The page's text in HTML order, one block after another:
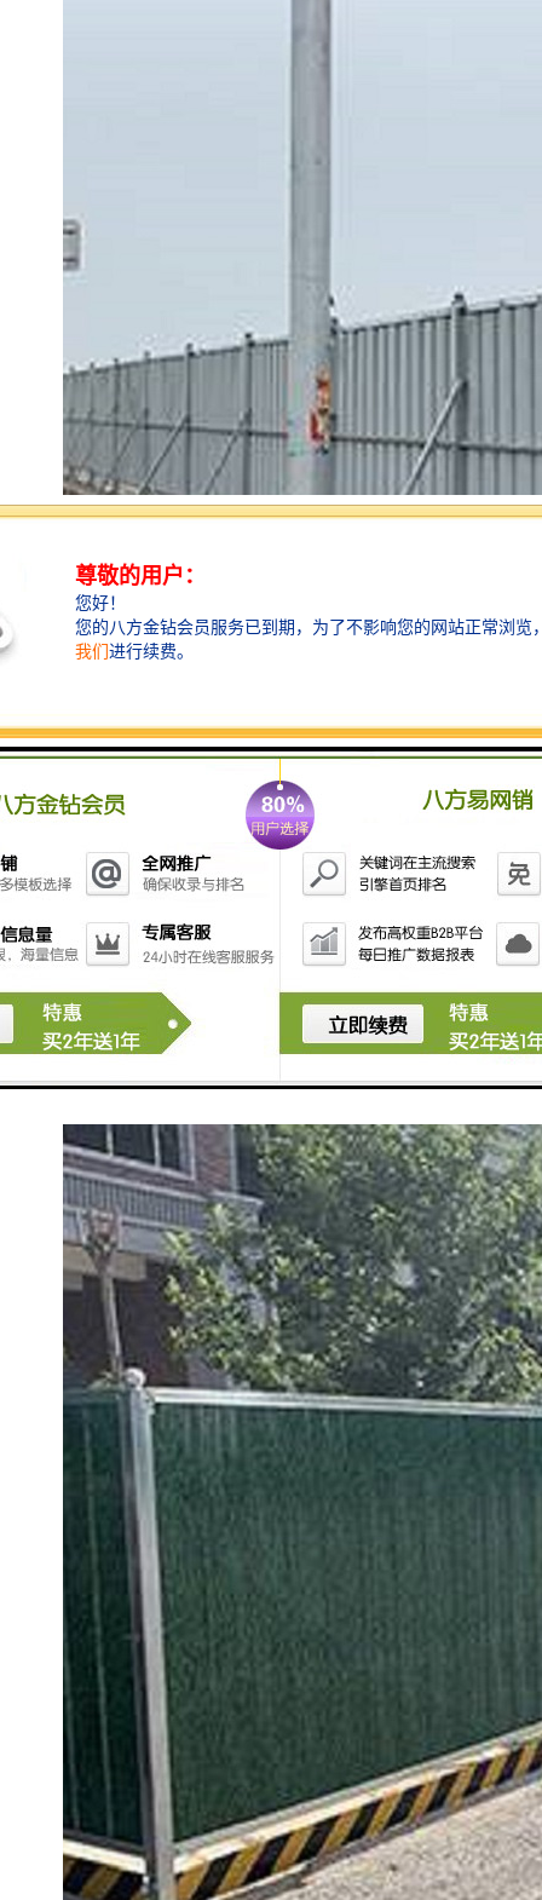
围挡基脚采用M10水泥砂浆砌筑MU10页岩砖砖砌
2.5米高，宽3米为一板。施工围挡做美化处理，喷涂企
业名称、安全、质量、文明施工用语及开发项目商业广
告，严禁张贴、涂写垃圾广告。